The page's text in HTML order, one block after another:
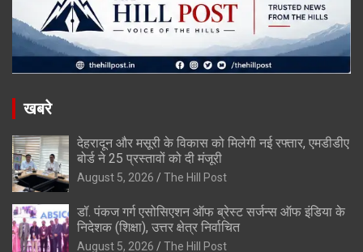
खबरे
देहरादून और मसूरी के विकास को मिलेगी नई रफ्तार, एमडीडीए
बोर्ड ने 25 प्रस्तावों को दी मंजूरी
August 5, 2026 The Hill Post
डॉ. पंकज गर्ग एसोसिएशन ऑफ ब्रेस्ट सर्जन्स ऑफ इंडिया के
निदेशक (शिक्षा), उत्तर क्षेत्र निर्वाचित
August 5, 2026 The Hill Post